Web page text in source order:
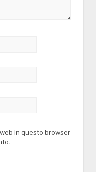
in questo browser